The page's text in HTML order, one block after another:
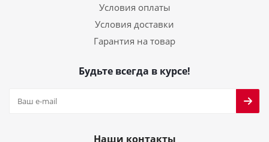
Условия оплаты
Условия доставки
Гарантия на товар
Будьте всегда в курсе!
Наши контакты